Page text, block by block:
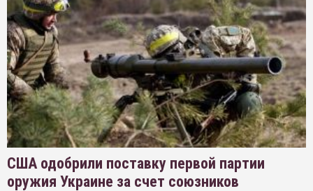
США одобрили поставку первой партии
оружия Украине за счет союзников